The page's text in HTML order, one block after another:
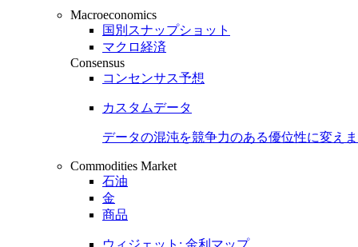
Macroeconomics
国別スナップショット
マクロ経済
Consensus
コンセンサス予想
カスタムデータ
データの混沌を競争力のある優位性に変え
Commodities Market
石油
金
商品
ウィジェット: 金利マップ